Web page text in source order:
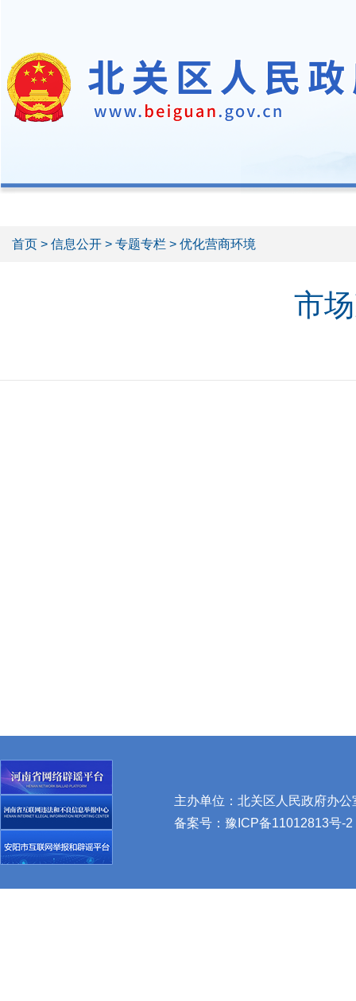
首页 > 信息公开 > 专题专栏 > 优化营商环境
市
主办单位：北关区人民政府办
备案号： 豫ICP备11012813号-2